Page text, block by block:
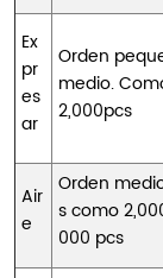
Ex
pr
es
ar
Orden
medio.
2,000pcs
Air
e
Orden
s como
000 pcs